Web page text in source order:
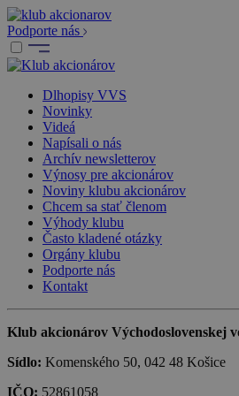
Podporte nás
Dlhopisy VVS
Novinky
Videá
Napísali o nás
Archív newsletterov
Výnosy pre akcionárov
Noviny klubu akcionárov
Chcem sa stať členom
Výhody klubu
Často kladené otázky
Orgány klubu
Podporte nás
Kontakt
Klub akcionárov Východoslovenskej
Sídlo: Komenského 50, 042 48 Košice
IČO: 52861058